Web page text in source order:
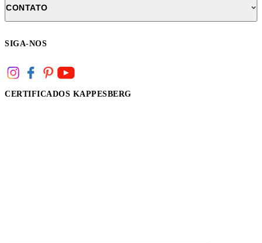
CONTATO
SIGA-NOS
CERTIFICADOS KAPPESBERG